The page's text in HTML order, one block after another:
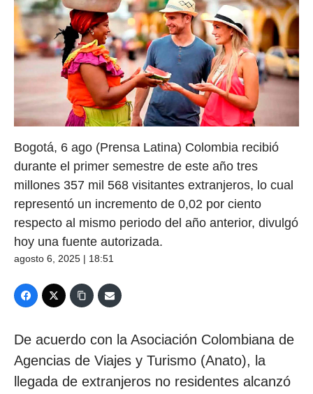
Bogotá, 6 ago (Prensa Latina) Colombia recibió
durante el primer semestre de este año tres
millones 357 mil 568 visitantes extranjeros, lo cual
representó un incremento de 0,02 por ciento
respecto al mismo periodo del año anterior, divulgó
hoy una fuente autorizada.
agosto 6, 2025 | 18:51
De acuerdo con la Asociación Colombiana de
Agencias de Viajes y Turismo (Anato), la
llegada de extranjeros no residentes alcanzó